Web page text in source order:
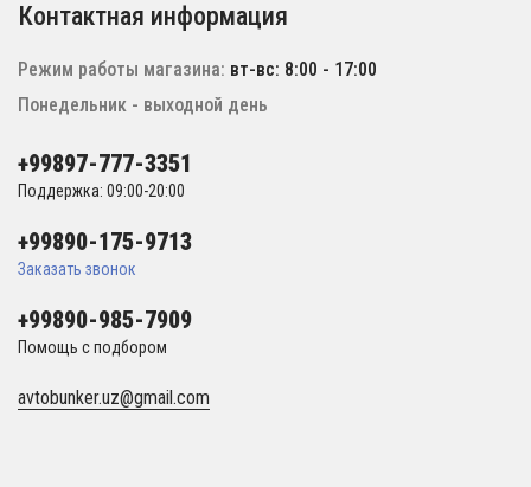
Контактная информация
Режим работы магазина: вт-вс: 8:00 - 17:00
Понедельник - выходной день
+99897-777-3351
Поддержка: 09:00-20:00
+99890-175-9713
Заказать звонок
+99890-985-7909
Помощь с подбором
avtobunker.uz@gmail.com